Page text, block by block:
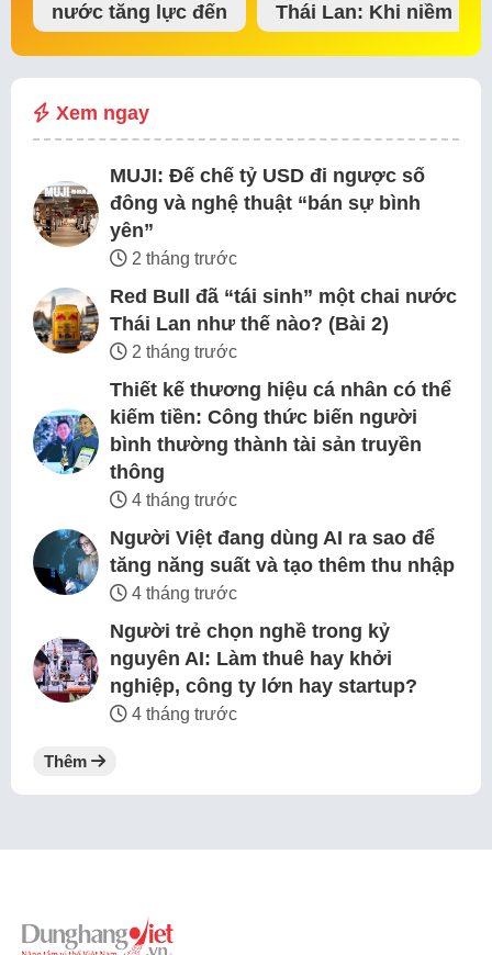
nước tăng lực đến
đế chế thể…
Thái Lan: Khi niềm
tin thị trường bắt…
Xem ngay
MUJI: Đế chế tỷ USD đi ngược số
đông và nghệ thuật “bán sự bình
yên”
2 tháng trước
Red Bull đã “tái sinh” một chai nước
Thái Lan như thế nào? (Bài 2)
2 tháng trước
Thiết kế thương hiệu cá nhân có thể
kiếm tiền: Công thức biến người
bình thường thành tài sản truyền
thông
4 tháng trước
Người Việt đang dùng AI ra sao để
tăng năng suất và tạo thêm thu nhập
4 tháng trước
Người trẻ chọn nghề trong kỷ
nguyên AI: Làm thuê hay khởi
nghiệp, công ty lớn hay startup?
4 tháng trước
Thêm